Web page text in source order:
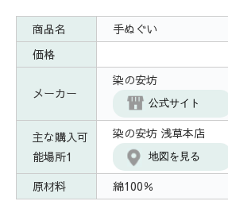
商品名
手ぬぐい
価格
メーカー
染の安坊
公式サイト
主な購入可
能場所1
染の安坊 浅草本店
地図を見る
原材料 綿100％